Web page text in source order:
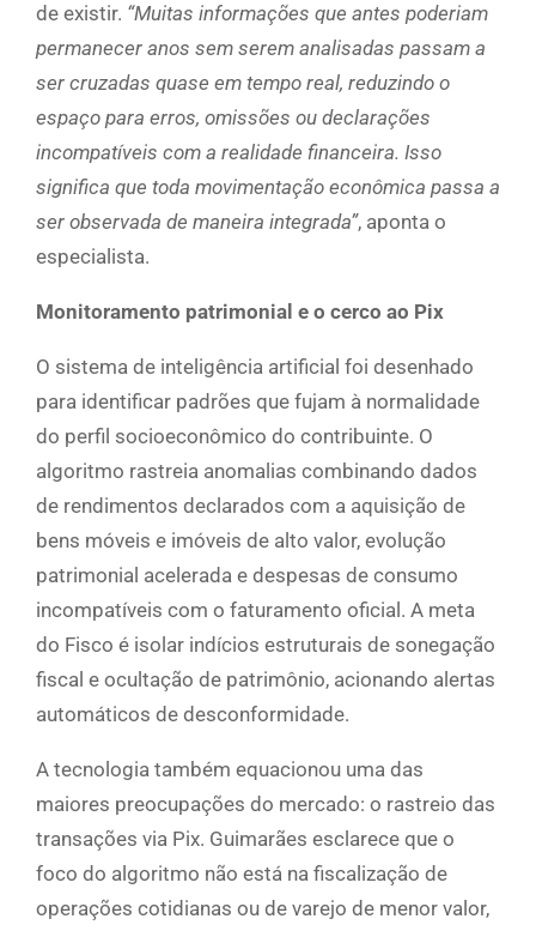
de existir. “Muitas informações que antes poderiam
permanecer anos sem serem analisadas passam a
ser cruzadas quase em tempo real, reduzindo o
espaço para erros, omissões ou declarações
incompatíveis com a realidade financeira. Isso
significa que toda movimentação econômica passa a
ser observada de maneira integrada”, aponta o
especialista.
Monitoramento patrimonial e o cerco ao Pix
O sistema de inteligência artificial foi desenhado
para identificar padrões que fujam à normalidade
do perfil socioeconômico do contribuinte. O
algoritmo rastreia anomalias combinando dados
de rendimentos declarados com a aquisição de
bens móveis e imóveis de alto valor, evolução
patrimonial acelerada e despesas de consumo
incompatíveis com o faturamento oficial. A meta
do Fisco é isolar indícios estruturais de sonegação
fiscal e ocultação de patrimônio, acionando alertas
automáticos de desconformidade.
A tecnologia também equacionou uma das
maiores preocupações do mercado: o rastreio das
transações via Pix. Guimarães esclarece que o
foco do algoritmo não está na fiscalização de
operações cotidianas ou de varejo de menor valor,